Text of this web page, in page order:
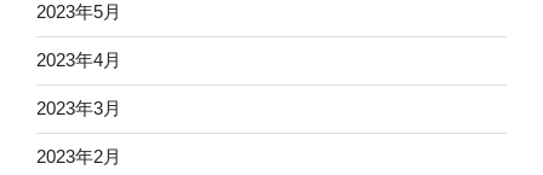
2023年5月
2023年4月
2023年3月
2023年2月